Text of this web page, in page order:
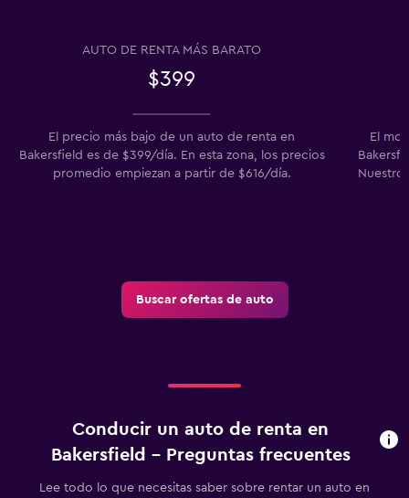
AUTO DE RENTA MÁS BARATO
$399
El precio más bajo de un auto de renta en
Bakersfield es de $399/día. En esta zona, los precios
promedio empiezan a partir de $616/día.
El
Buscar ofertas de auto
Conducir un auto de renta en
Bakersfield - Preguntas frecuentes
Lee todo lo que necesitas saber sobre rentar un auto en